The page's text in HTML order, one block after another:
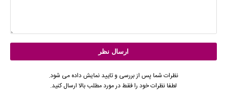
نظرات شما پس از بررسی و تایید نمایش داده می شود.
لطفا نظرات خود را فقط در مورد مطلب بالا ارسال کنید.